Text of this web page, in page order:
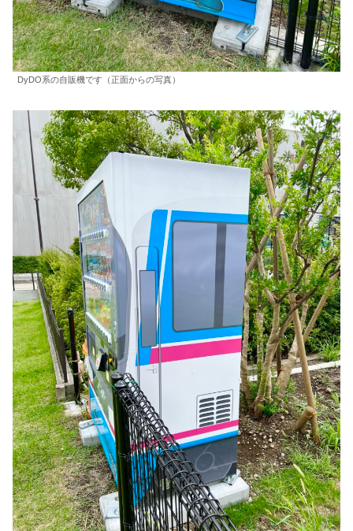
DyDO系の自販機です（正面からの写真）